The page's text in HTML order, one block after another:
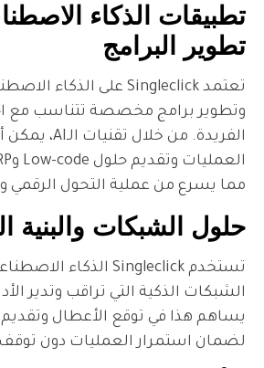
الاصطناعي في
تعتمد Singleclick على الذكاء الاصطناعي في تصميم
تتناسب مع احتياجات العملاء
الفريدة. من خلال تقنيات الـAI، يمكن أتمتة العديد من
العمليات وتقديم حلول Low-code وERP وCRM متقدمة،
التحول الرقمي ويعزز الكفاءة.
والبنية التحتية الذكية
تستخدم Singleclick الذكاء الاصطناعي في تصميم
تراقب وتدير الأداء بصورة تلقائية.
الأعطال وتقديم الحلول الفورية
دون توقف.